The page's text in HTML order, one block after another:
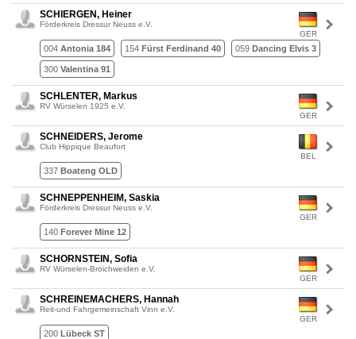
GER
SCHIERGEN, Heiner
Förderkreis Dressur Neuss e.V.
004 Antonia 184 154 Fürst Ferdinand 40 059 Dancing Elvis 3
300 Valentina 91
GER
SCHLENTER, Markus
RV Würselen 1925 e.V.
BEL
SCHNEIDERS, Jerome
Club Hippique Beaufort
337 Boateng OLD
GER
SCHNEPPENHEIM, Saskia
Förderkreis Dressur Neuss e.V.
140 Forever Mine 12
GER
SCHORNSTEIN, Sofia
RV Würselen-Broichweiden e.V.
GER
SCHREINEMACHERS, Hannah
Reit-und Fahrgemeinschaft Vinn e.V.
200 Lübeck ST